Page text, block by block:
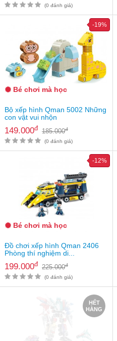
(0 đánh giá)
Bộ xếp hình Qman 5002 Những
con vật vui nhộn
149.000đ 185.000đ
-19%
(0 đánh giá)
Bé chơi mà học
Đồ chơi xếp hình Qman 2406
Phòng thí nghiệm di...
199.000đ 225.000đ
-12%
(0 đánh giá)
Bé chơi mà học
HẾT
HÀNG